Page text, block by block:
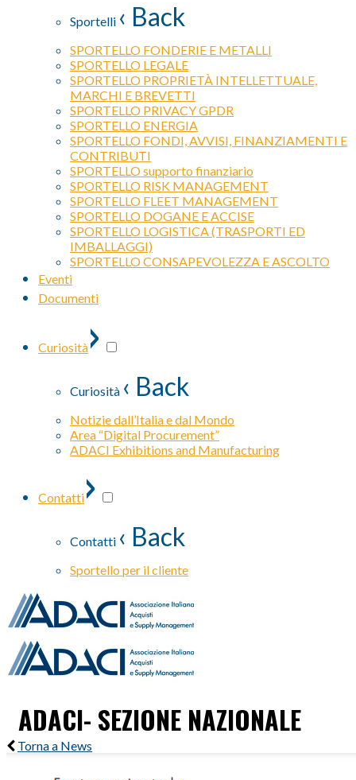
Sportelli ‹ Back
SPORTELLO FONDERIE E METALLI
SPORTELLO LEGALE
SPORTELLO PROPRIETÀ INTELLETTUALE,
MARCHI E BREVETTI
SPORTELLO PRIVACY GPDR
SPORTELLO ENERGIA
SPORTELLO FONDI, AVVISI, FINANZIAMENTI E
CONTRIBUTI
SPORTELLO supporto finanziario
SPORTELLO RISK MANAGEMENT
SPORTELLO FLEET MANAGEMENT
SPORTELLO DOGANE E ACCISE
SPORTELLO LOGISTICA (TRASPORTI ED
IMBALLAGGI)
SPORTELLO CONSAPEVOLEZZA E ASCOLTO
Eventi
Documenti
Curiosità›
Curiosità ‹ Back
Notizie dall’Italia e dal Mondo
Area “Digital Procurement”
ADACI Exhibitions and Manufacturing
Contatti›
Contatti ‹ Back
Sportello per il cliente
ADACI- SEZIONE NAZIONALE
Torna a News